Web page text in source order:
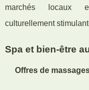
marchés locaux
culturellement
Spa et bien-être
Offres de